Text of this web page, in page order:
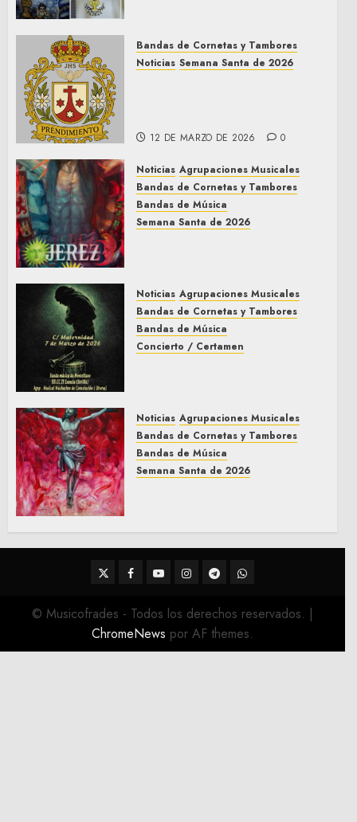
9 DE MAYO DE 2026 0
Bandas de Cornetas y Tambores
Noticias Semana Santa de 2026
12 DE MARZO DE 2026 0
Noticias Agrupaciones Musicales
Bandas de Cornetas y Tambores
Bandas de Música
Semana Santa de 2026
5 DE MARZO DE 2026 0
Noticias Agrupaciones Musicales
Bandas de Cornetas y Tambores
Bandas de Música
Concierto / Certamen
Noticias Agrupaciones Musicales
Bandas de Cornetas y Tambores
Bandas de Música
Semana Santa de 2026
22 DE FEBRERO DE 2026
0
TwitterFacebook
YoutubeInstagram
TelegramWhatsApp
© Musicofrades - Todos los derechos reservados. |
ChromeNews por AF themes.